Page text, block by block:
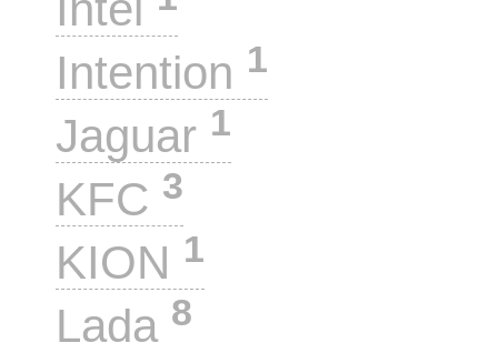
Intention 1
Jaguar 1
KFC 3
KION 1
Lada 8